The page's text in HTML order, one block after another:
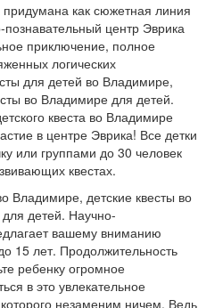
как сюжетная линия
центр Эврика
приключение, полное
логических
для детей во Владимире,
во Владимире для детей.
квеста во Владимире
в центре Эврика! Все детки
или группами до 30 человек
квестах.
Владимире, детские квесты во
детей. Научно-
вашему вниманию
15 лет. Продолжительность
ребенку огромное
в это увлекательное
незаменим ничем. Ведь